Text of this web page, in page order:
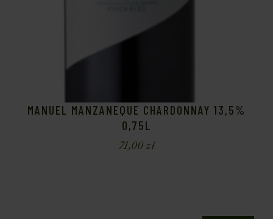
MANUEL MANZANEQUE CHARDONNAY 13,5%
0,75L
71,00zł